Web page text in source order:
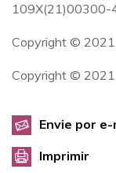
109X(21)00300-
Copyright © 2021
Copyright © 2021
Envie por e-
Imprimir